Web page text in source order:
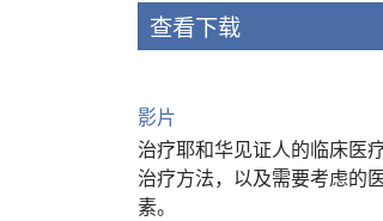
查看下载
影片
治疗耶和华见证人的临床医
治疗方法，以及需要考虑的
素。